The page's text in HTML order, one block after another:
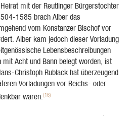
mit der Reutlinger Bürgerstochter
1585 brach Alber das
vom Konstanzer Bischof vor
Alber kam jedoch dieser Vorladung
Lebensbeschreibungen
Acht und Bann belegt worden, ist
Christoph Rublack hat überzeugend
Vorladungen vor Reichs- oder
wären.(16)